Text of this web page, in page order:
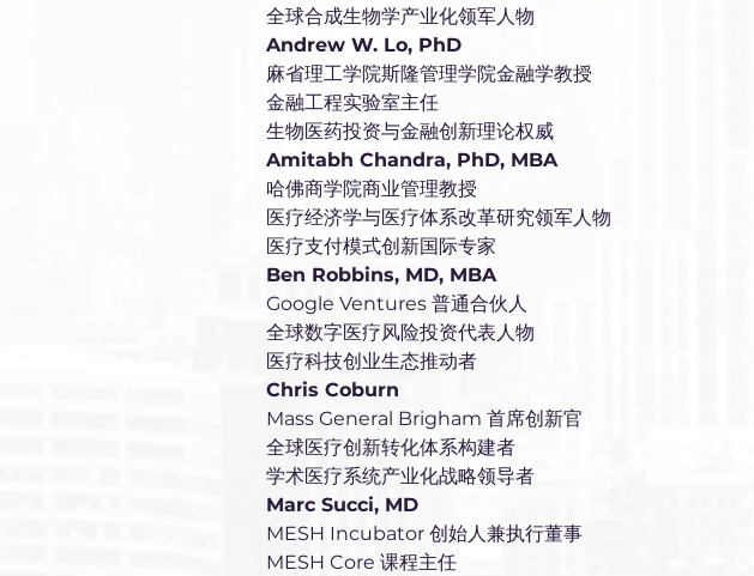
全球合成生物学产业化领军人物
Andrew W. Lo, PhD
麻省理工学院斯隆管理学院金融学教授
金融工程实验室主任
生物医药投资与金融创新理论权威
Amitabh Chandra, PhD, MBA
哈佛商学院商业管理教授
医疗经济学与医疗体系改革研究领军人物
医疗支付模式创新国际专家
Ben Robbins, MD, MBA
Google Ventures 普通合伙人
全球数字医疗风险投资代表人物
医疗科技创业生态推动者
Chris Coburn
Mass General Brigham 首席创新官
全球医疗创新转化体系构建者
学术医疗系统产业化战略领导者
Marc Succi, MD
MESH Incubator 创始人兼执行董事
MESH Core 课程主任